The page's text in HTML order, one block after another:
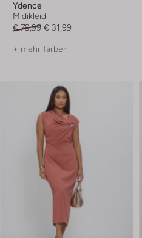
Ydence
Midikleid
€ 79,99 € 31,99
+ mehr farben